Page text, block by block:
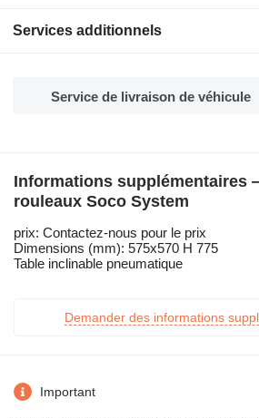
Services additionnels
Service de livraison de véhicule
Informations supplémentaires
rouleaux Soco System
prix: Contactez-nous pour le prix
Dimensions (mm): 575x570 H 775
Table inclinable pneumatique
Demander des informations
Important